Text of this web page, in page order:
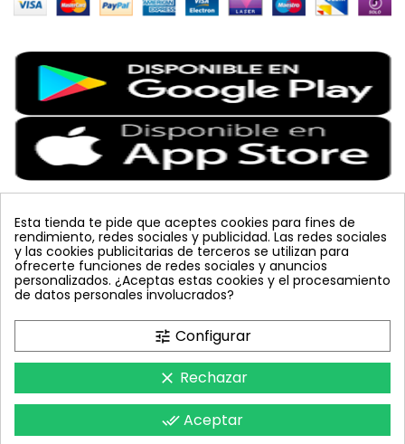
Etiquetas Populares
placa lucha integrada JED vacuna arbol
planta
colmena
mariquita sin carnet
celeste
polillero koppert bombus terrestris
azul
trampa cromática
inyecciones tronco
feromona
nematodos
FeromonasyTrampas © 2018 - Todos los derechos reservados.
Esta tienda te pide que aceptes cookies para fines de
rendimiento, redes sociales y publicidad. Las redes sociales
y las cookies publicitarias de terceros se utilizan para
ofrecerte funciones de redes sociales y anuncios
personalizados. ¿Aceptas estas cookies y el procesamiento
de datos personales involucrados?
tune Configurar
clear Rechazar
done_all Aceptar